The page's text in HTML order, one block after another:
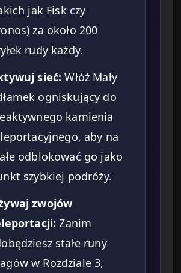
jak Fisk czy
za około 200
rudy każdy.
sieć: Włóż Mały
ogniskujący do
kamienia
aby na
odblokować go jako
szybkiej podróży.
zwojów
Zanim
stałe runy
w Rozdziale 3,